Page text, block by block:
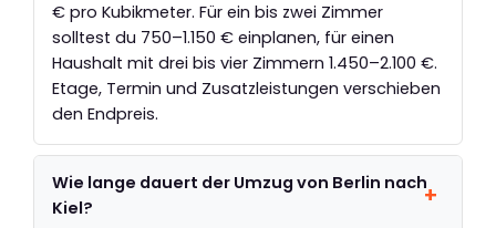
€ pro Kubikmeter. Für ein bis zwei Zimmer
solltest du 750–1.150 € einplanen, für einen
Haushalt mit drei bis vier Zimmern 1.450–2.100 €.
Etage, Termin und Zusatzleistungen verschieben
den Endpreis.
Wie lange dauert der Umzug von Berlin nach
Kiel?